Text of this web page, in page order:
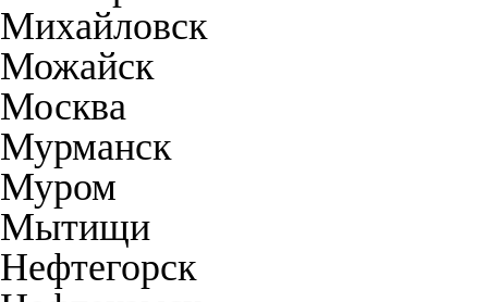
Михайловск
Можайск
Москва
Мурманск
Муром
Мытищи
Нефтегорск